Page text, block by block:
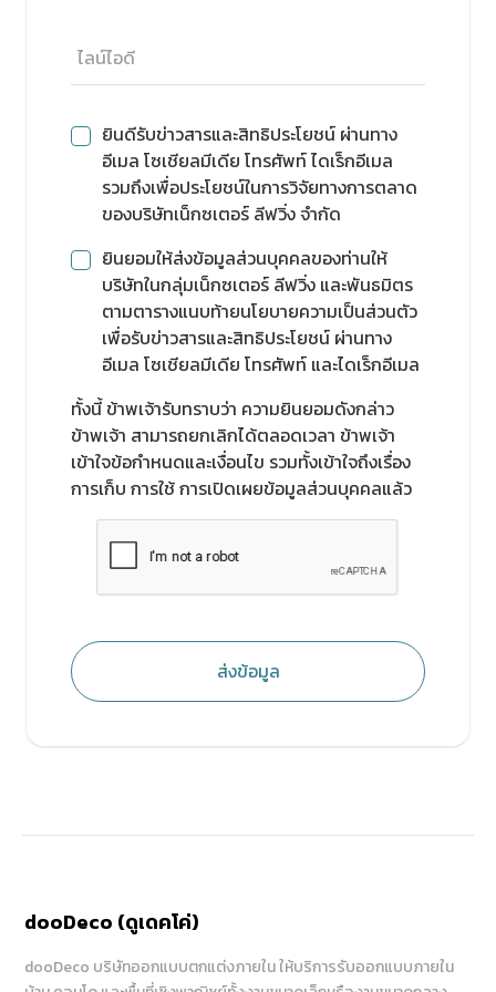
ยินดีรับข่าวสารและสิทธิประโยชน์ ผ่านทาง
อีเมล โซเชียลมีเดีย โทรศัพท์ ไดเร็กอีเมล
รวมถึงเพื่อประโยชน์ในการวิจัยทางการตลาด
ของบริษัทเน็กซเตอร์ ลีฟวิ่ง จำกัด
ยินยอมให้ส่งข้อมูลส่วนบุคคลของท่านให้
บริษัทในกลุ่มเน็กซเตอร์ ลีฟวิ่ง และพันธมิตร
ตามตารางแนบท้ายนโยบายความเป็นส่วนตัว
เพื่อรับข่าวสารและสิทธิประโยชน์ ผ่านทาง
อีเมล โซเชียลมีเดีย โทรศัพท์ และไดเร็กอีเมล
ทั้งนี้ ข้าพเจ้ารับทราบว่า ความยินยอมดังกล่าว
ข้าพเจ้า สามารถยกเลิกได้ตลอดเวลา ข้าพเจ้า
เข้าใจข้อกำหนดและเงื่อนไข รวมทั้งเข้าใจถึงเรื่อง
การเก็บ การใช้ การเปิดเผยข้อมูลส่วนบุคคลแล้ว
ส่งข้อมูล
dooDeco (ดูเดคโค่)
dooDeco บริษัทออกแบบตกแต่งภายใน ให้บริการรับออกแบบภายใน